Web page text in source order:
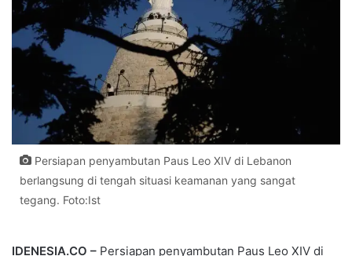
Persiapan penyambutan Paus Leo XIV di Lebanon
berlangsung di tengah situasi keamanan yang sangat
tegang. Foto:Ist
IDENESIA.CO – Persiapan penyambutan Paus Leo XIV di